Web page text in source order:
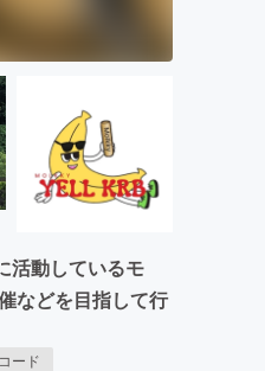
活動しているモ
などを目指して行
ード